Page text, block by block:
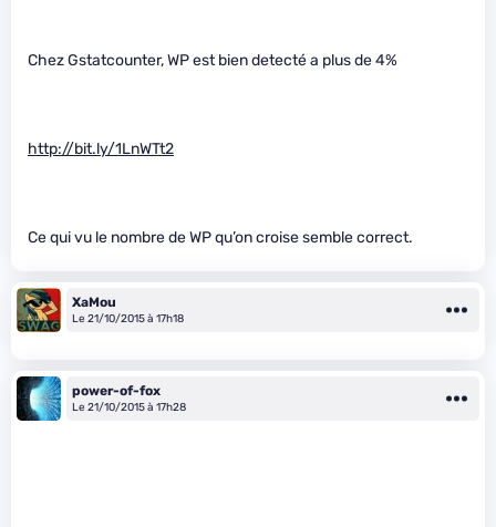
Chez Gstatcounter, WP est bien detecté a plus de 4%
http://bit.ly/1LnWTt2
Ce qui vu le nombre de WP qu’on croise semble correct.
XaMou
Le 21/10/2015 à 17h18
power-of-fox
Le 21/10/2015 à 17h28